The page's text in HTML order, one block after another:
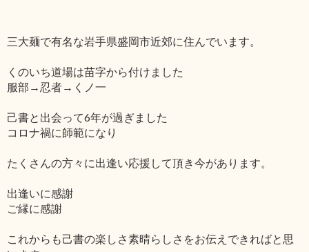
三大麺で有名な岩手県盛岡市近郊に住んでいます。
くのいち道場は苗字から付けました
服部→忍者→くノ一
己書と出会って6年が過ぎました
コロナ禍に師範になり
たくさんの方々に出逢い応援して頂き今があります。
出逢いに感謝
ご縁に感謝
これからも己書の楽しさ素晴らしさをお伝えできればと思